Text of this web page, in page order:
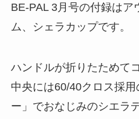
BE-PAL 3月号の付録はア
ム、シェラカップです。
ハンドルが折りたためて
中央には60/40クロス採
ー」でおなじみのシエラ